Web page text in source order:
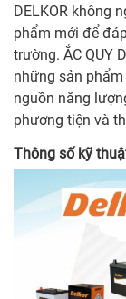
DELKOR không
phẩm mới để
trường. ẮC QUY
những sản
nguồn năng
phương tiện và
Thông số kỹ